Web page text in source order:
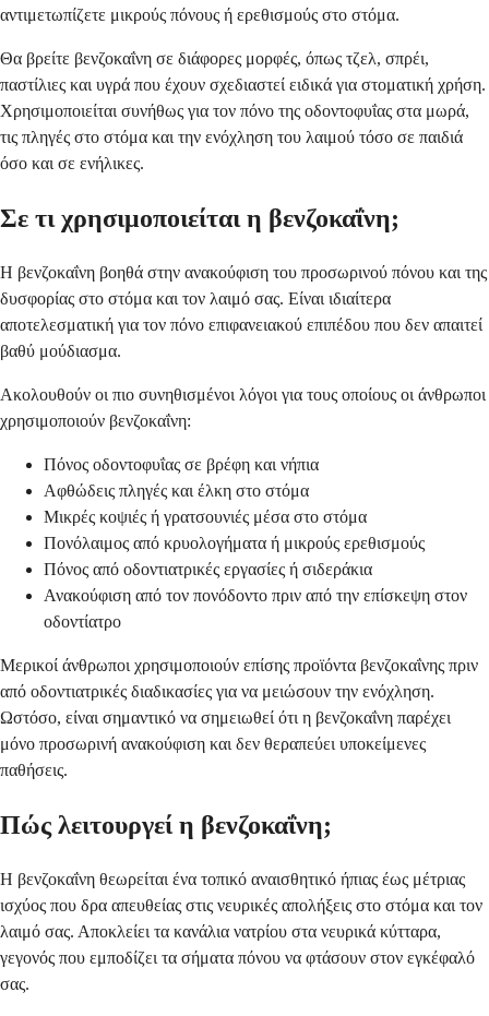
αντιμετωπίζετε μικρούς πόνους ή ερεθισμούς στο στόμα.
Θα βρείτε βενζοκαΐνη σε διάφορες μορφές, όπως τζελ, σπρέι,
παστίλιες και υγρά που έχουν σχεδιαστεί ειδικά για στοματική χρήση.
Χρησιμοποιείται συνήθως για τον πόνο της οδοντοφυΐας στα μωρά,
τις πληγές στο στόμα και την ενόχληση του λαιμού τόσο σε παιδιά
όσο και σε ενήλικες.
Σε τι χρησιμοποιείται η βενζοκαΐνη;
Η βενζοκαΐνη βοηθά στην ανακούφιση του προσωρινού πόνου και της
δυσφορίας στο στόμα και τον λαιμό σας. Είναι ιδιαίτερα
αποτελεσματική για τον πόνο επιφανειακού επιπέδου που δεν απαιτεί
βαθύ μούδιασμα.
Ακολουθούν οι πιο συνηθισμένοι λόγοι για τους οποίους οι άνθρωποι
χρησιμοποιούν βενζοκαΐνη:
Πόνος οδοντοφυΐας σε βρέφη και νήπια
Αφθώδεις πληγές και έλκη στο στόμα
Μικρές κοψιές ή γρατσουνιές μέσα στο στόμα
Πονόλαιμος από κρυολογήματα ή μικρούς ερεθισμούς
Πόνος από οδοντιατρικές εργασίες ή σιδεράκια
Ανακούφιση από τον πονόδοντο πριν από την επίσκεψη στον
οδοντίατρο
Μερικοί άνθρωποι χρησιμοποιούν επίσης προϊόντα βενζοκαΐνης πριν
από οδοντιατρικές διαδικασίες για να μειώσουν την ενόχληση.
Ωστόσο, είναι σημαντικό να σημειωθεί ότι η βενζοκαΐνη παρέχει
μόνο προσωρινή ανακούφιση και δεν θεραπεύει υποκείμενες
παθήσεις.
Πώς λειτουργεί η βενζοκαΐνη;
Η βενζοκαΐνη θεωρείται ένα τοπικό αναισθητικό ήπιας έως μέτριας
ισχύος που δρα απευθείας στις νευρικές απολήξεις στο στόμα και τον
λαιμό σας. Αποκλείει τα κανάλια νατρίου στα νευρικά κύτταρα,
γεγονός που εμποδίζει τα σήματα πόνου να φτάσουν στον εγκέφαλό
σας.